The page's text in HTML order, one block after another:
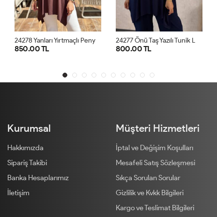
2
4278 Yanları Yırtmaçlı Penye Tunik Kahve
850.00 TL
2
4277 Önü Taş Yazılı Tunik Lacivert
800.00 TL
Kurumsal
Hakkımızda
Sipariş Takibi
Banka Hesaplarımız
İletişim
Müşteri Hizmetleri
İptal ve Değişim Koşulları
Mesafeli Satış Sözleşmesi
Sıkça Sorulan Sorular
Gizlilik ve Kvkk Bilgileri
Kargo ve Teslimat Bilgileri